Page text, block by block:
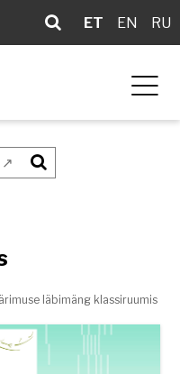
ET EN RU
Otsi
läbimäng klassiruumis